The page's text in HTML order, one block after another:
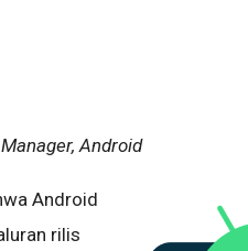
Android
Android
rilis